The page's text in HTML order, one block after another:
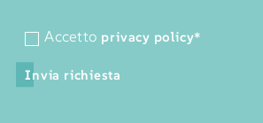
Accetto privacy policy*
Invia richiesta